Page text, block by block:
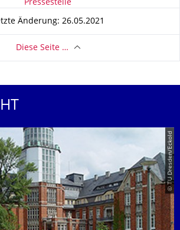
Pressestelle
Änderung: 26.05.2021
Diese Seite …
© TU Dresden/Eckold